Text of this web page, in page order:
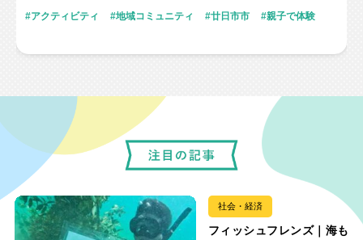
アクティビティ 地域コミュニティ 廿日市市 親子で体験
社会・経済
フィッシュフレンズ｜海も